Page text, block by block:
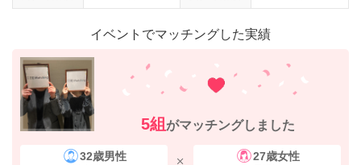
30mほど直進し、「18番出口」の標識に従い、 左に曲がって
イベントでマッチングした実績
5組 がマッチングしました
32歳男性 27歳女性